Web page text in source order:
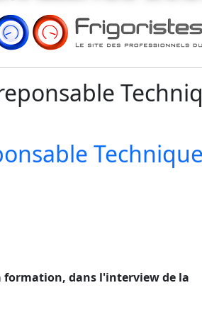
formation, dans l'interview de la